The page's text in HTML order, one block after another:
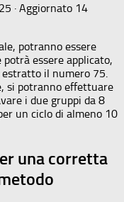
· Aggiornato 14
potranno essere
essere applicato,
il numero 75.
si potranno effettuare
i due gruppi da 8
un ciclo di almeno 10
una corretta